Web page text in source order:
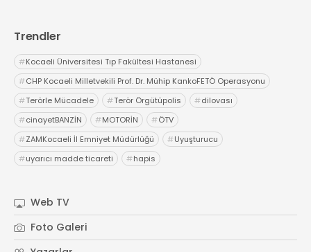
Trendler
#Kocaeli Üniversitesi Tıp Fakültesi Hastanesi
#CHP Kocaeli Milletvekili Prof. Dr. Mühip KankoFETÖ Operasyonu
#Terörle Mücadele #Terör Örgütüpolis #dilovası
#cinayetBANZİN #MOTORİN #ÖTV
#ZAMKocaeli İl Emniyet Müdürlüğü #Uyuşturucu
#uyarıcı madde ticareti #hapis
Web TV
Foto Galeri